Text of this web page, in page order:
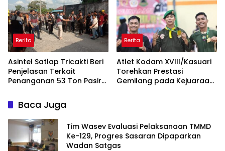
terhadap Perkembangan
Situasi
Berita
Asintel Satlap Tricakti Beri
Penjelasan Terkait
Penanganan 53 Ton Pasir
Berita
Atlet Kodam XVIII/Kasuari
Torehkan Prestasi
Gemilang pada Kejuaraan
Baca Juga
Tim Wasev Evaluasi Pelaksanaan TMMD
Ke-129, Progres Sasaran Dipaparkan
Wadan Satgas